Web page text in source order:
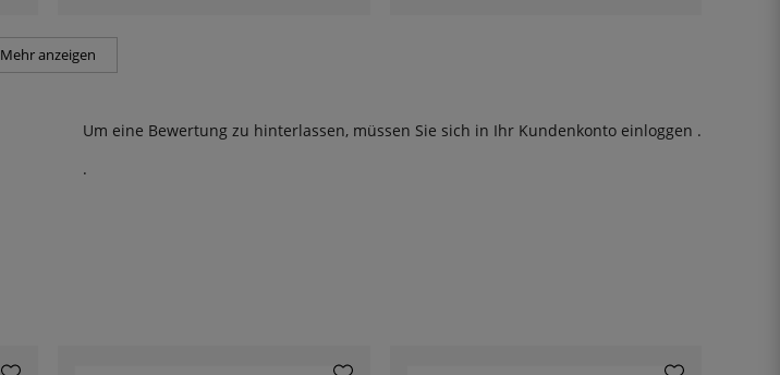
Mehr anzeigen
Um eine Bewertung zu hinterlassen, müssen Sie sich in Ihr Kundenkonto einloggen .
.